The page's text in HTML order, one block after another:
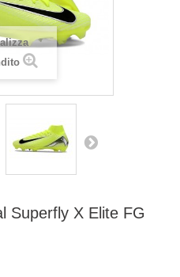
Superfly X Elite FG